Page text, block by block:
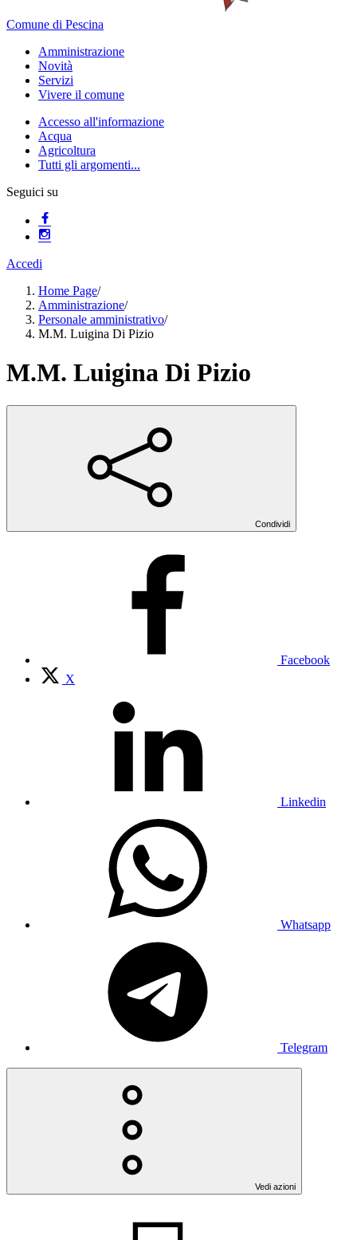
Comune di Pescina
Amministrazione
Novità
Servizi
Vivere il comune
Accesso all'informazione
Acqua
Agricoltura
Tutti gli argomenti...
Seguici su
Accedi
Home Page/
Amministrazione/
Personale amministrativo/
M.M. Luigina Di Pizio
M.M. Luigina Di Pizio
Condividi
Facebook
X
Linkedin
Whatsapp
Telegram
Vedi azioni